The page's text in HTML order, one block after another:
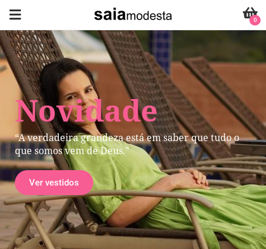
Novidade
“A verdadeira grandeza está em saber que tudo o
que somos vem de Deus."
Ver vestidos
0